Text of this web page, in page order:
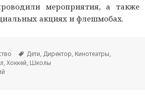
мероприятия, а также
акциях и флешмобах.
Метки
Дети, Директор, Кинотеатры,
,Хоккей, Школы